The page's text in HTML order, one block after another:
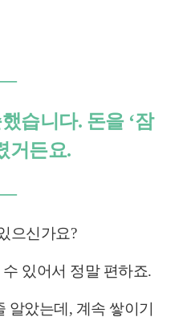
습니다. 돈을 ‘잠
거든요.
으신가요?
있어서 정말 편하죠.
알았는데, 계속 쌓이기